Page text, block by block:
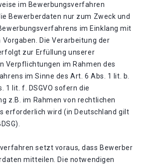
im Bewerbungsverfahren
Bewerberdaten nur zum Zweck und
im Einklang mit
Die Verarbeitung der
zur Erfüllung unserer
Verpflichtungen im Rahmen des
im Sinne des Art. 6 Abs. 1 lit. b.
1 lit. f. DSGVO sofern die
z.B. im Rahmen von rechtlichen
erforderlich wird (in Deutschland gilt
setzt voraus, dass Bewerber
mitteilen. Die notwendigen